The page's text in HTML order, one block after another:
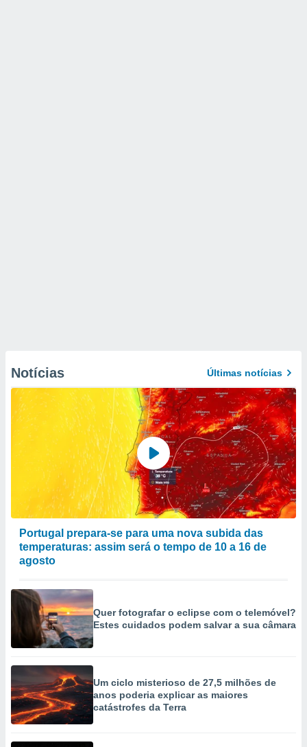
Notícias Últimas notícias
Portugal prepara-se para uma nova subida das
temperaturas: assim será o tempo de 10 a 16 de
agosto
Quer fotografar o eclipse com o telemóvel?
Estes cuidados podem salvar a sua câmara
Um ciclo misterioso de 27,5 milhões de
anos poderia explicar as maiores
catástrofes da Terra